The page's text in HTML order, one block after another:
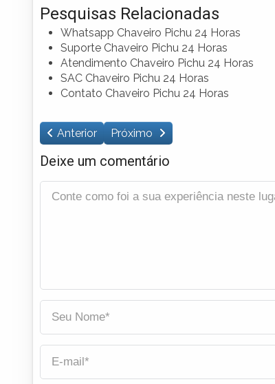
Pesquisas Relacionadas
Whatsapp Chaveiro Pichu 24 Horas
Suporte Chaveiro Pichu 24 Horas
Atendimento Chaveiro Pichu 24 Horas
SAC Chaveiro Pichu 24 Horas
Contato Chaveiro Pichu 24 Horas
Anterior Próximo
Deixe um comentário